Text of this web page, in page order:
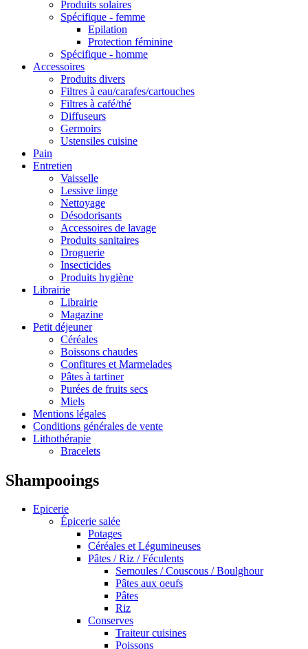
Produits solaires
Spécifique - femme
Epilation
Protection féminine
Spécifique - homme
Accessoires
Produits divers
Filtres à eau/carafes/cartouches
Filtres à café/thé
Diffuseurs
Germoirs
Ustensiles cuisine
Pain
Entretien
Vaisselle
Lessive linge
Nettoyage
Désodorisants
Accessoires de lavage
Produits sanitaires
Droguerie
Insecticides
Produits hygiène
Librairie
Librairie
Magazine
Petit déjeuner
Céréales
Boissons chaudes
Confitures et Marmelades
Pâtes à tartiner
Purées de fruits secs
Miels
Mentions légales
Conditions générales de vente
Lithothérapie
Bracelets
Shampooings
Epicerie
Épicerie salée
Potages
Céréales et Légumineuses
Pâtes / Riz / Féculents
Semoules / Couscous / Boulghour
Pâtes aux oeufs
Pâtes
Riz
Conserves
Traiteur cuisines
Poissons